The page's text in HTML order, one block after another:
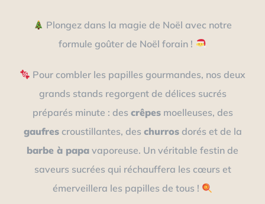
Plongez dans la magie de Noël avec notre
formule goûter de Noël forain !
Pour combler les papilles gourmandes, nos deux
grands stands regorgent de délices sucrés
préparés minute : des crêpesmoelleuses, des
gaufrescroustillantes, des churrosdorés et de la
barbe à papa vaporeuse. Un véritable festin de
saveurs sucrées qui réchauffera les cœurs et
émerveillera les papilles de tous !